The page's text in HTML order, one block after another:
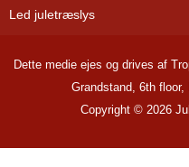
Led juletræslys
Dette medie ejes og drives af
Grandstand, 6th floor,
Copyright © 2026